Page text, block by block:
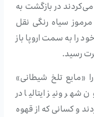
در بازگشت به
سیاه رنگی نقل
در قرن ۱۷ مسیر خود را به سمت اروپا باز
رسید.
«مایع تلخ شیطانی»
شهر ونیز ایتالیا در
کردند و کسانی که از قهوه